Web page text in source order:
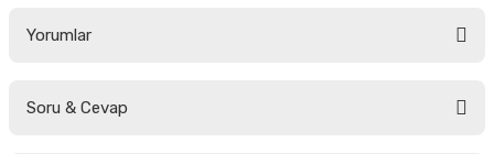
Yorumlar
Soru & Cevap